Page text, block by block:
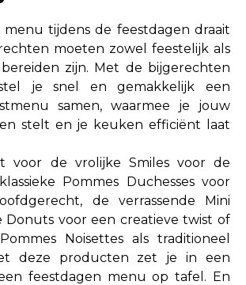
menu tijdens de feestdagen draait
moeten zowel feestelijk als
zijn. Met de bijgerechten
je snel en gemakkelijk een
samen, waarmee je jouw
stelt en je keuken efficiënt laat
voor de vrolijke Smiles voor de
Pommes Duchesses voor
de verrassende Mini
Donuts voor een creatieve twist of
Noisettes als traditioneel
deze producten zet je in een
feestdagen menu op tafel. En